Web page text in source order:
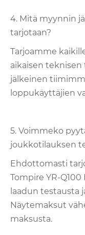
4. Mitä myynnin
tarjotaan?
Tarjoamme
aikaisen
jälkeinen
loppukäyttäjien
5. Voimmeko
joukkotilauksen
Ehdottomasti
Tompire YR-
laadun testausta
Näytemaksut
maksusta.